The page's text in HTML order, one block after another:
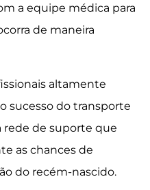
a equipe médica para
de maneira
altamente
sucesso do transporte
rede de suporte que
as chances de
do recém-nascido.